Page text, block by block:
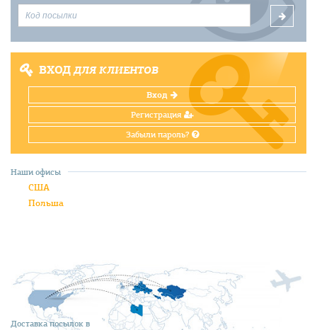
ВХОДДЛЯ КЛИЕНТОВ
Вход
Регистрация
Забыли пароль?
Доставка посылок в
Наши офисы
США
Польша